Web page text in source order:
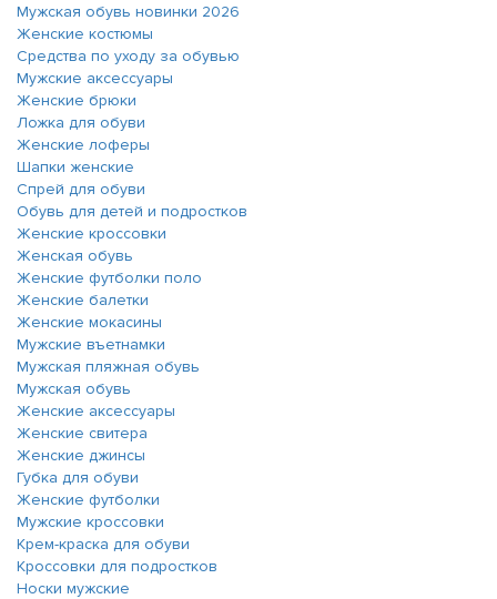
Мужская обувь новинки 2026
Женские костюмы
Средства по уходу за обувью
Мужские аксессуары
Женские брюки
Ложка для обуви
Женские лоферы
Шапки женские
Спрей для обуви
Обувь для детей и подростков
Женские кроссовки
Женская обувь
Женские футболки поло
Женские балетки
Женские мокасины
Мужские въетнамки
Мужская пляжная обувь
Мужская обувь
Женские аксессуары
Женские свитера
Женские джинсы
Губка для обуви
Женские футболки
Мужские кроссовки
Крем-краска для обуви
Кроссовки для подростков
Носки мужские